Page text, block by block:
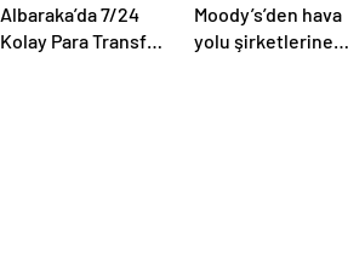
Albaraka’da 7/24
Kolay Para Transferi
Moody’s’den hava
yolu şirketlerine